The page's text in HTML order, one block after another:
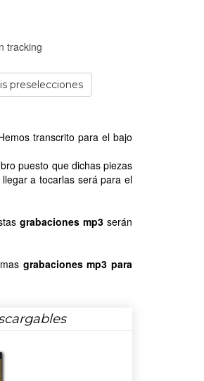
tracking
preselecciones
transcrito para el bajo
puesto que dichas piezas
a tocarlas será para el
grabaciones mp3 serán
grabaciones mp3 para